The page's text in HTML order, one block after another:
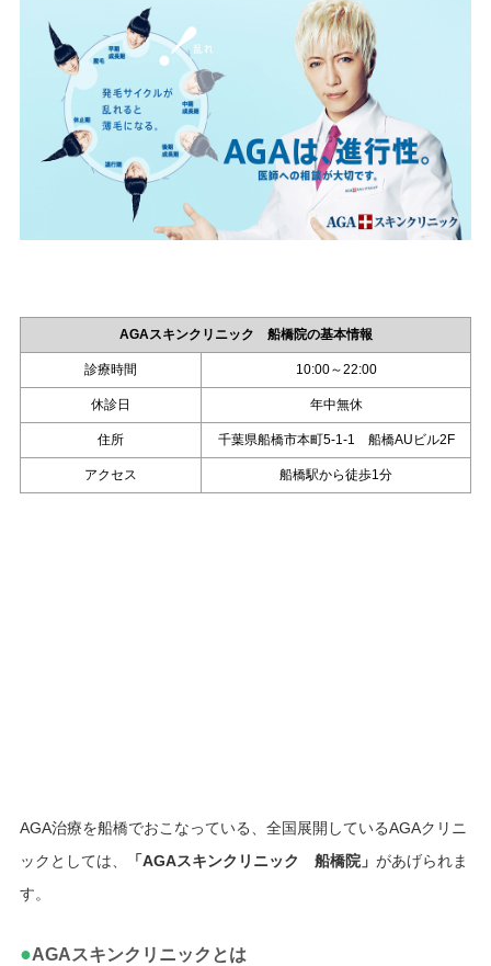
AGAスキンクリニック 船橋院の基本情報
診療時間 10:00～22:00
休診日 年中無休
住所 千葉県船橋市本町5-1-1 船橋AUビル2F
アクセス 船橋駅から徒歩1分
AGA治療を船橋でおこなっている、全国展開しているAGAクリニ
ックとしては、
「AGAスキンクリニック 船橋院」 があげられま
す。
●AGAスキンクリニックとは